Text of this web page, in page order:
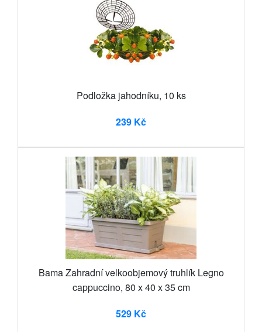
Podložka jahodníku, 10 ks
239 Kč
Bama Zahradní velkoobjemový truhlík Legno
cappuccino, 80 x 40 x 35 cm
529 Kč